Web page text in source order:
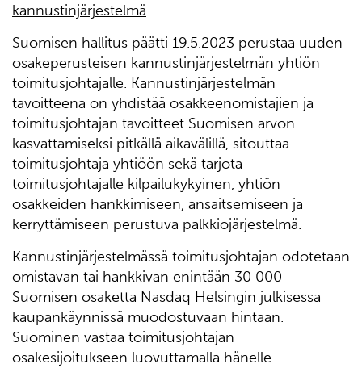
kannustinjärjestelmä
Suomisen hallitus päätti 19.5.2023 perustaa uuden
osakeperusteisen kannustinjärjestelmän yhtiön
toimitusjohtajalle. Kannustinjärjestelmän
tavoitteena on yhdistää osakkeenomistajien ja
toimitusjohtajan tavoitteet Suomisen arvon
kasvattamiseksi pitkällä aikavälillä, sitouttaa
toimitusjohtaja yhtiöön sekä tarjota
toimitusjohtajalle kilpailukykyinen, yhtiön
osakkeiden hankkimiseen, ansaitsemiseen ja
kerryttämiseen perustuva palkkiojärjestelmä.
Kannustinjärjestelmässä toimitusjohtajan odotetaan
omistavan tai hankkivan enintään 30 000
Suomisen osaketta Nasdaq Helsingin julkisessa
kaupankäynnissä muodostuvaan hintaan.
Suominen vastaa toimitusjohtajan
osakesijoitukseen luovuttamalla hänelle